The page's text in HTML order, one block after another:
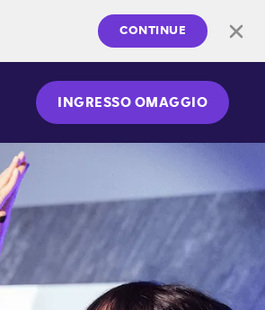
CONTINUE
INGRESSO OMAGGIO